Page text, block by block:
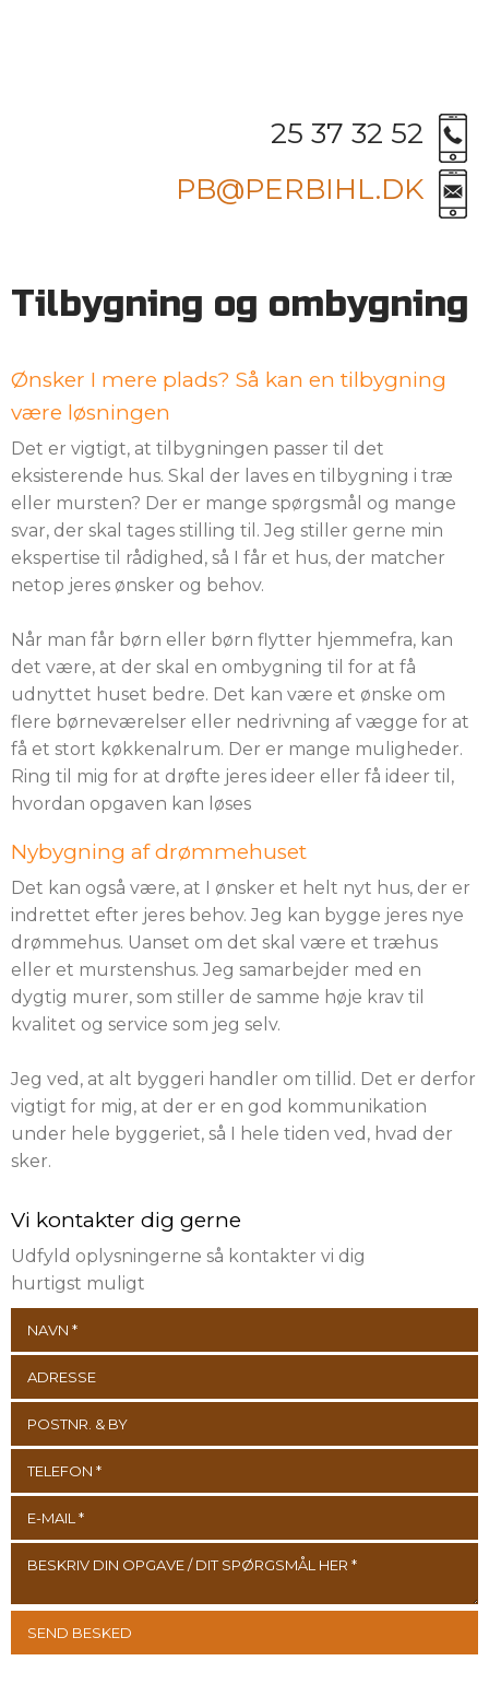
25 37 32 52
PB@PERBIHL.DK
Tilbygning og ombygning​
​Ønsker I mere plads? Så kan en tilbygning
være løsningen
​Det er vigtigt, at tilbygningen passer til det
eksisterende hus. Skal der laves en tilbygning i træ
eller mursten? Der er mange spørgsmål og mange
svar, der skal tages stilling til. Jeg stiller gerne min
ekspertise til rådighed, så I får et hus, der matcher
netop jeres ønsker og behov.
Når man får børn eller børn flytter hjemmefra, kan
det være, at der skal en ombygning til for at få
udnyttet huset bedre. Det kan være et ønske om
flere børneværelser eller nedrivning af vægge for at
få et stort køkkenalrum. Der er mange muligheder.
Ring til mig for at drøfte jeres ideer eller få ideer til,
hvordan opgaven kan løses
Nybygning af drømmehuset
​Det kan også være, at I ønsker et helt nyt hus, der er
indrettet efter jeres behov. Jeg kan bygge jeres nye
drømmehus. Uanset om det skal være et træhus
eller et murstenshus. Jeg samarbejder med en
dygtig murer, som stiller de samme høje krav til
kvalitet og service som jeg selv.
Jeg ved, at alt byggeri handler om tillid. Det er derfor
vigtigt for mig, at der er en god kommunikation
under hele byggeriet, så I hele tiden ved, hvad der
sker.​
Vi kontakter dig gerne
Udfyld oplysningerne så kontakter vi dig
hurtigst muligt​